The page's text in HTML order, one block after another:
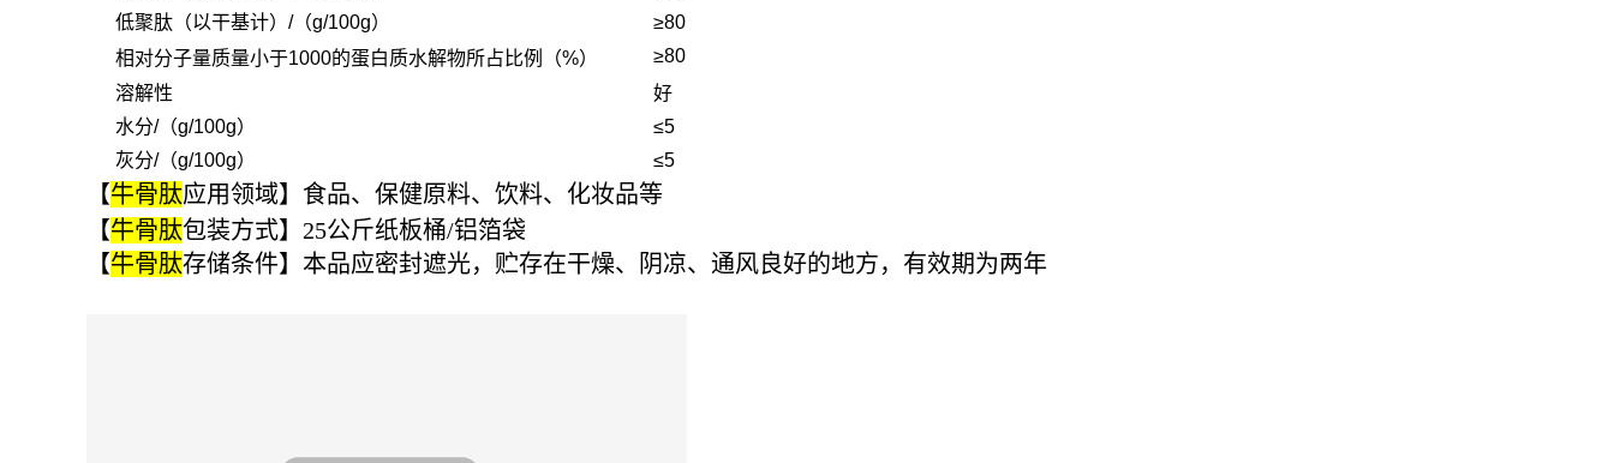
低聚肽（以干基计）/（g/100g）
≥80
相对分子量质量小于1000的蛋白质水解物所占比例（%）
≥80
溶解性
好
水分/（g/100g）
≤5
灰分/（g/100g）
≤5
【牛骨肽应用领域】食品、保健原料、饮料、化妆品等
【牛骨肽包装方式】25公斤纸板桶/铝箔袋
【牛骨肽存储条件】本品应密封遮光，贮存在干燥、阴凉、通风良好的地方，有效期为两年